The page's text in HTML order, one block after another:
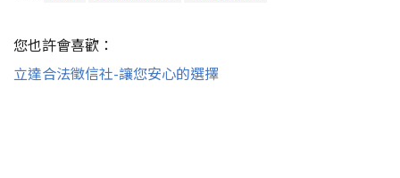
您也許會喜歡：
立達合法徵信社-讓您安心的選擇